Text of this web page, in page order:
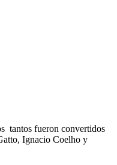
tantos fueron convertidos
Ignacio Coelho y